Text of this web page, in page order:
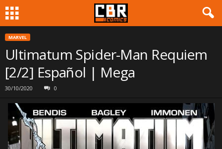
MARVEL
Ultimatum Spider-Man Requiem
[2/2] Español | Mega
30/10/2020 0